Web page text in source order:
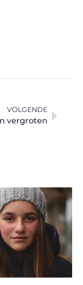
VOLGENDE
vergroten